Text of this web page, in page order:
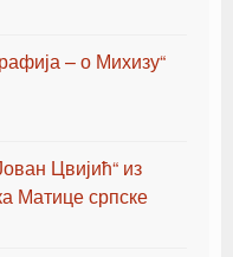
– о Михизу“
Цвијић“ из
Матице српске